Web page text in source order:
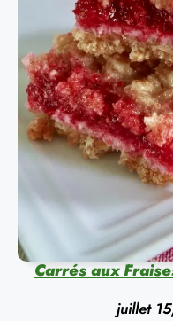
Carrés aux
juillet